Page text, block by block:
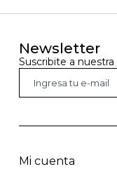
Newsletter
Suscribite a
Mi cuenta